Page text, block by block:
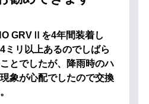
GRVⅡを4年間装着し
ミリ以上あるのでしばら
とでしたが、降雨時のハ
象が心配でしたので交換